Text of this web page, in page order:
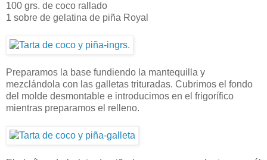
100 grs. de coco rallado
1 sobre de gelatina de piña Royal
Preparamos la base fundiendo la mantequilla y
mezclándola con las galletas trituradas. Cubrimos el fondo
del molde desmontable e introducimos en el frigorífico
mientras preparamos el relleno.